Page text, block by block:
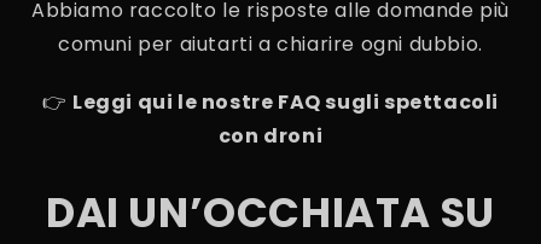
Abbiamo raccolto le risposte alle domande più
comuni per aiutarti a chiarire ogni dubbio.
👉 Leggi qui le nostre FAQ sugli spettacoli
con droni
DAI UN’OCCHIATA SU